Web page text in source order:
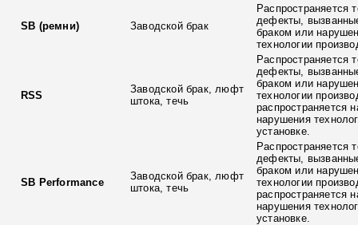
SB (ремни) Заводской брак
Распространяется
дефекты,
браком или
технологии
RSS
Заводской брак, люфт
штока, течь
Распространяется
дефекты,
браком или
технологии
распространяется
нарушения
установке.
SB Performance
Заводской брак, люфт
штока, течь
Распространяется
дефекты,
браком или
технологии
распространяется
нарушения
установке.